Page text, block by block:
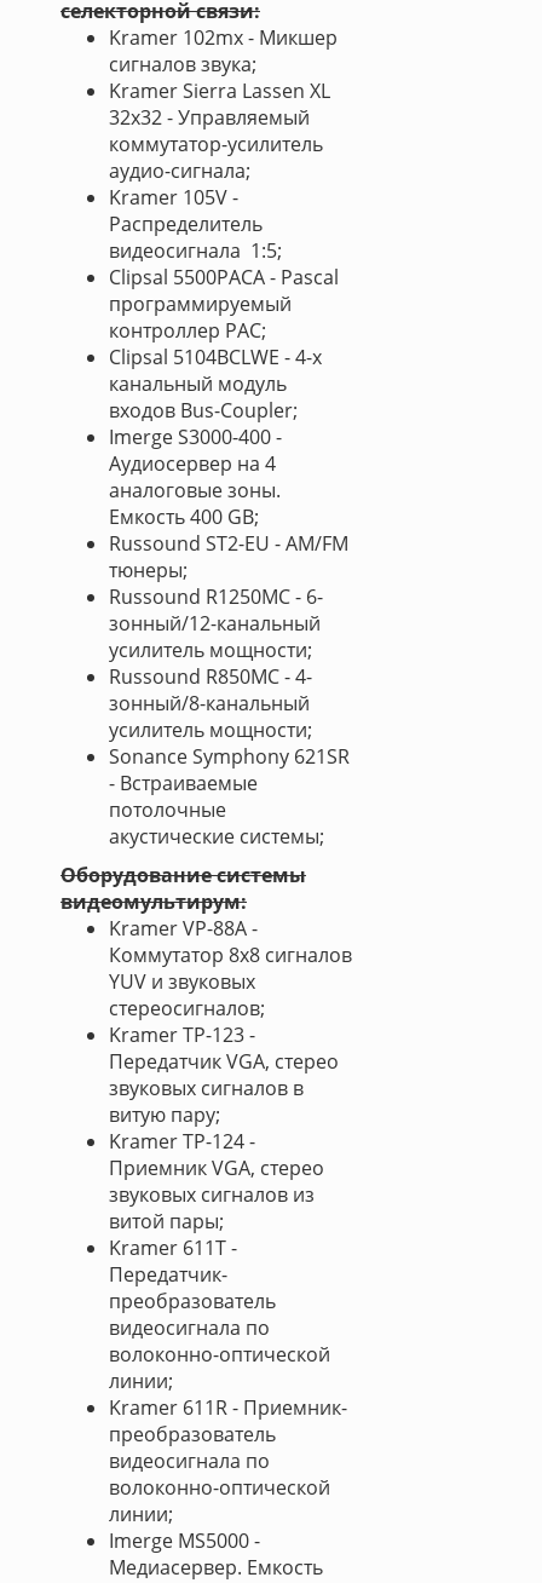
селекторной связи:
Kramer 102mx - Микшер
сигналов звука;
Kramer Sierra Lassen XL
32х32 - Управляемый
коммутатор-усилитель
аудио-сигнала;
Kramer 105V -
Распределитель
видеосигнала 1:5;
Clipsal 5500PACA - Pascal
программируемый
контроллер PAC;
Clipsal 5104BCLWE - 4-х
канальный модуль
входов Bus-Coupler;
Imerge S3000-400 -
Аудиосервер на 4
аналоговые зоны.
Емкость 400 GB;
Russound ST2-EU - AM/FM
тюнеры;
Russound R1250MC - 6-
зонный/12-канальный
усилитель мощности;
Russound R850MC - 4-
зонный/8-канальный
усилитель мощности;
Sonance Symphony 621SR
- Встраиваемые
потолочные
акустические системы;
Оборудование системы
видеомультирум:
Kramer VP-88A -
Коммутатор 8х8 сигналов
YUV и звуковых
стереосигналов;
Kramer TP-123 -
Передатчик VGA, стерео
звуковых сигналов в
витую пару;
Kramer TP-124 -
Приемник VGA, стерео
звуковых сигналов из
витой пары;
Kramer 611T -
Передатчик-
преобразователь
видеосигнала по
волоконно-оптической
линии;
Kramer 611R - Приемник-
преобразователь
видеосигнала по
волоконно-оптической
линии;
Imerge MS5000 -
Медиасервер. Емкость